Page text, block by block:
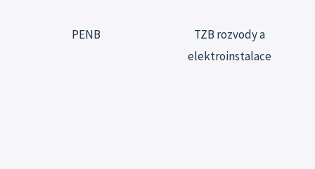
PENB
TZB rozvody a
elektroinstalace